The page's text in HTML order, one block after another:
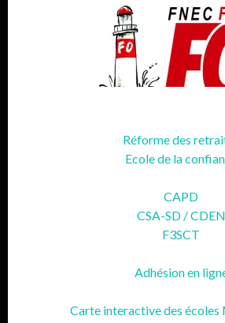
Réforme des
Ecole de la
CAPD
CSA-SD / CDEN
F3SCT
Adhésion en
Carte interactive des écoles